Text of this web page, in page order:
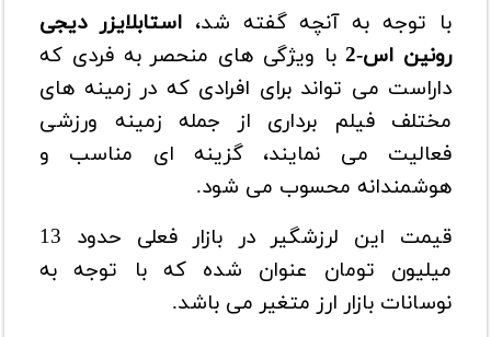
با توجه به آنچه گفته شد،استابلایزر دیجی
رونین اس-2 با ویژگی های منحصر به فردی که
داراست می تواند برای افرادی که در زمینه های
مختلف فیلم برداری از جمله زمینه ورزشی
فعالیت می نمایند، گزینه ای مناسب و
هوشمندانه محسوب می شود.
قیمت این لرزشگیر در بازار فعلی حدود 13
میلیون تومان عنوان شده که با توجه به
نوسانات بازار ارز متغیر می باشد.